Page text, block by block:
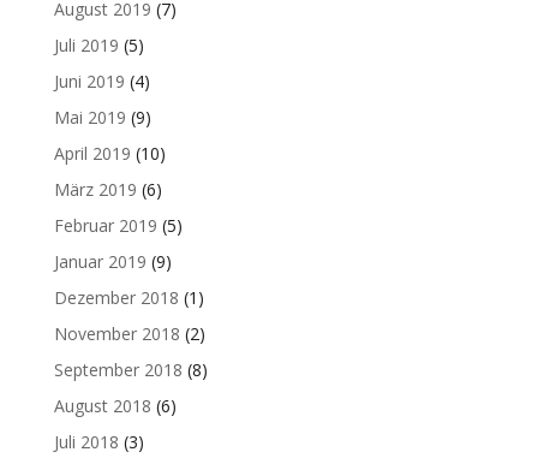
August 2019 (7)
Juli 2019 (5)
Juni 2019 (4)
Mai 2019 (9)
April 2019 (10)
März 2019 (6)
Februar 2019 (5)
Januar 2019 (9)
Dezember 2018 (1)
November 2018 (2)
September 2018 (8)
August 2018 (6)
Juli 2018 (3)